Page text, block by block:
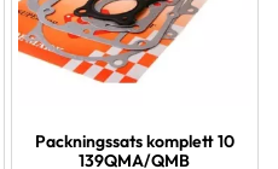
Packningssats komplett 10
139QMA/QMB